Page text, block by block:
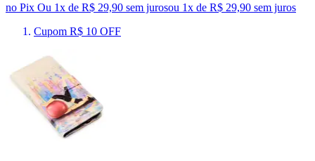
no Pix Ou 1x de R$ 29,90 sem jurosou 1x de R$ 29,90 sem juros
Cupom R$ 10 OFF